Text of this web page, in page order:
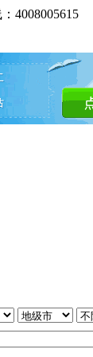
4008005615